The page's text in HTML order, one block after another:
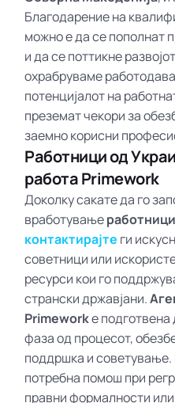
Благодарение на
можно е да се пополнат
и да се поттикне
охрабруваме
потенцијалот на
преземат чекори за
заемно корисни
Работници од
работа Primework
Доколку сакате да го
вработување
контактирајте ги
советници или
ресурси кои го
странски државјани.
Primeworkе подготвена
фаза од процесот,
поддршка и советување.
потребна помош при
правни формалности или